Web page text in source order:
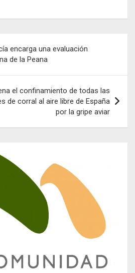
encarga una evaluación
de la Peana
el confinamiento de todas las
de corral al aire libre de España
por la gripe aviar